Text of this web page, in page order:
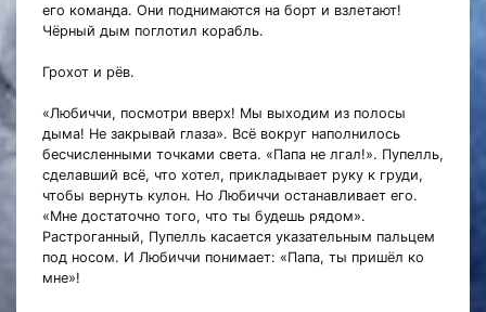
его команда. Они поднимаются на борт и взлетают!
Чёрный дым поглотил корабль.
Грохот и рёв.
«Любиччи, посмотри вверх! Мы выходим из полосы
дыма! Не закрывай глаза». Всё вокруг наполнилось
бесчисленными точками света. «Папа не лгал!». Пупелль,
сделавший всё, что хотел, прикладывает руку к груди,
чтобы вернуть кулон. Но Любиччи останавливает его.
«Мне достаточно того, что ты будешь рядом».
Растроганный, Пупелль касается указательным пальцем
под носом. И Любиччи понимает: «Папа, ты пришёл ко
мне»!